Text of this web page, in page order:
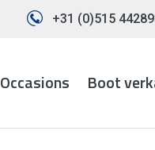
+31 (0)515
Occasions Boot